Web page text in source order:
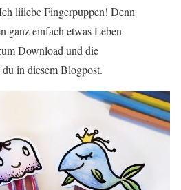
liiiebe Fingerpuppen! Denn
ganz einfach etwas Leben
Download und die
in diesem Blogpost.